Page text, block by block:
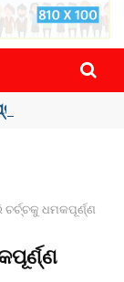
ସଙ୍ଗମ ...
ଚର୍ଚ୍ଚକୁ ଧମକପୂର୍ଣ୍ଣ